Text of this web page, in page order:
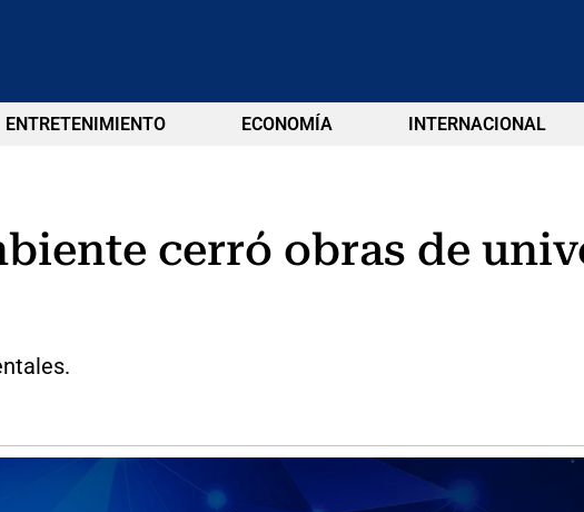
ENTRETENIMIENTO ECONOMÍA INTERNACIONAL
cerró obras de